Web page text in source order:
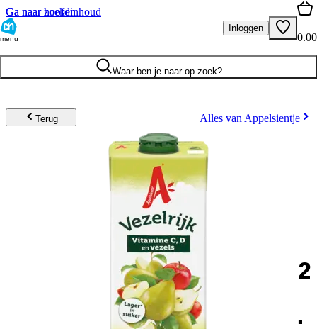
Ga naar hoofdinhoud
Ga naar zoeken
menu
Inloggen
0.00
Waar ben je naar op zoek?
Terug Alles van Appelsientje
2
.